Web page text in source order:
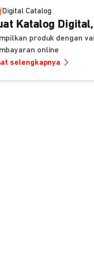
Digital Catalog
Katalog
produk dengan
online
selengkapnya